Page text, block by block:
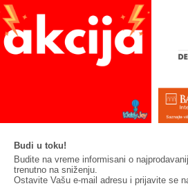
Budi u toku!
Budite na vreme informisani o
trenutno na sniženju.
Ostavite Vašu e-mail adresu i prijavite se